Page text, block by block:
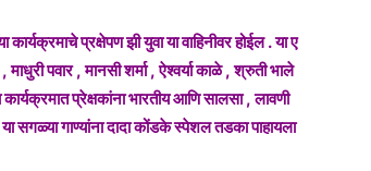
प्रक्षेपण झी युवा या वाहिनीवर होईल . या ए
पवार , मानसी शर्मा , ऐश्वर्या काळे , श्रुती भाले
प्रेक्षकांना भारतीय आणि सालसा , लावणी
गाण्यांना दादा कोंडके स्पेशल तडका पाहायला